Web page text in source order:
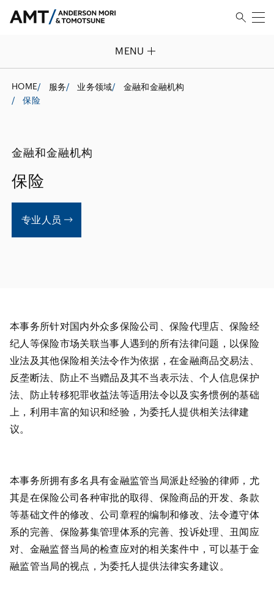
MENU
HOME/ 服务/ 业务领域/
金融和金融机构
/
保险
金融和金融机构
保险
专业人员
本事务所针对国内外众多保险公司、保险代理店、保险经
纪人等保险市场关联当事人遇到的所有法律问题，以保险
业法及其他保险相关法令作为依据，在金融商品交易法、
反垄断法、防止不当赠品及其不当表示法、个人信息保护
法、防止转移犯罪收益法等适用法令以及实务惯例的基础
上，利用丰富的知识和经验，为委托人提供相关法律建
议。
本事务所拥有多名具有金融监管当局派赴经验的律师，尤
其是在保险公司各种审批的取得、保险商品的开发、条款
等基础文件的修改、公司章程的编制和修改、法令遵守体
系的完善、保险募集管理体系的完善、投诉处理、丑闻应
对、金融监督当局的检查应对的相关案件中，可以基于金
融监管当局的视点，为委托人提供法律实务建议。